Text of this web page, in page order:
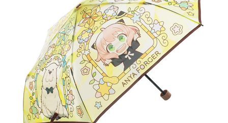
每筆NT$65，滿NT$1,300(含以上)免運費
(不開放使用，請勿選取）
每筆NT$9,999
7-11取貨付款
每筆NT$65，滿NT$1,300(含以上)免運費
付款後7-11取貨
每筆NT$65，滿NT$1,300(含以上)免運費